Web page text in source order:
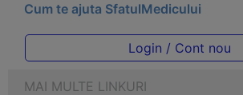
Cum te ajuta SfatulMedicului
Login / Cont nou
MAI MULTE LINKURI